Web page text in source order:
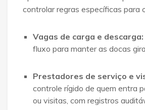
controlar regras específicas para
Vagas de carga e descarga:
fluxo para manter as docas
Prestadores de serviço e
controle rígido de quem entra
ou visitas, com registros